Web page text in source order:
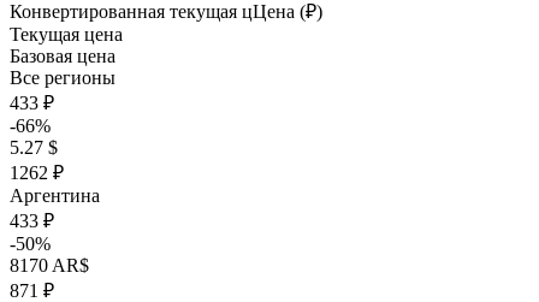
Конвертированная текущая цЦена (₽)
Текущая цена
Базовая цена
Все регионы
433 ₽
-66%
5.27 $
1262 ₽
Аргентина
433 ₽
-50%
8170 AR$
871 ₽